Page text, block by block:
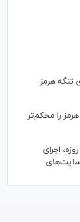
تنگه هرمز
را محکم‌تر
اجرای
سایت‌های